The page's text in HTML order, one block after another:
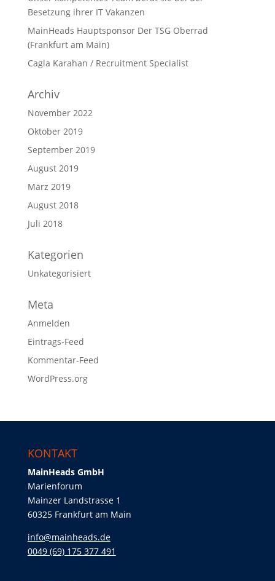
Besetzung ihrer IT Vakanzen
MainHeads Hauptsponsor Der TSG Oberrad
(Frankfurt am Main)
Cagla Karahan / Recruitment Specialist
Archiv
November 2022
Oktober 2019
September 2019
August 2019
März 2019
August 2018
Juli 2018
Kategorien
Unkategorisiert
Meta
Anmelden
Eintrags-Feed
Kommentar-Feed
WordPress.org
KONTAKT
MainHeads GmbH
Marienforum
Mainzer Landstrasse 1
60325 Frankfurt am Main
info@mainheads.de
0049 (69) 175 377 491